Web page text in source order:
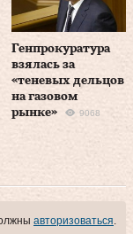
Генпрокуратура
взялась за
«теневых дельцов
на газовом
рынке»
9068
авторизоваться.